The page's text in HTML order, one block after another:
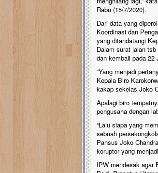
Rabu (15/7/2020).
Dari data yang
Koordinasi dan
yang ditandatangi
Dalam surat jalan
dan kembali pada 22
“Yang menjadi
Kepala Biro
kakap sekelas Joko
Apalagi biro
pengusaha dengan
“Lalu siapa yang
sebuah
Pansus Joko
koruptor yang
IPW mendesak agar